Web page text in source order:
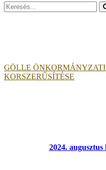
Search
for:
GÖLLE
KORSZERŰSÍTÉSE
2024.